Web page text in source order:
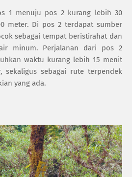
1 menuju pos 2 kurang lebih 30
meter. Di pos 2 terdapat sumber
sebagai tempat beristirahat dan
minum. Perjalanan dari pos 2
waktu kurang lebih 15 menit
sekaligus sebagai rute terpendek
yang ada.